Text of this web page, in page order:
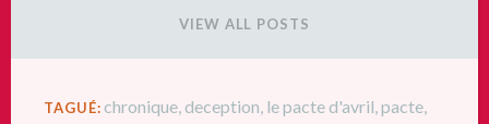
VIEW ALL POSTS
TAGUÉ: chronique deception le pacte d'avril ,pacte